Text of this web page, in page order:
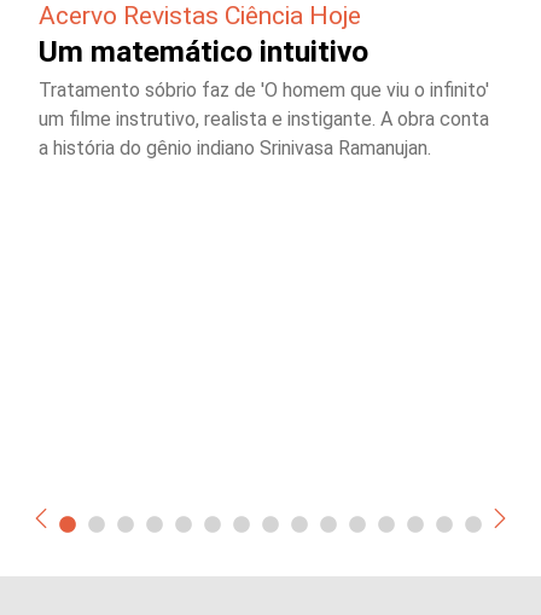
Acervo Revistas Ciência Hoje
Um matemático intuitivo
Tratamento sóbrio faz de 'O homem que viu o infinito'
um filme instrutivo, realista e instigante. A obra conta
a história do gênio indiano Srinivasa Ramanujan.